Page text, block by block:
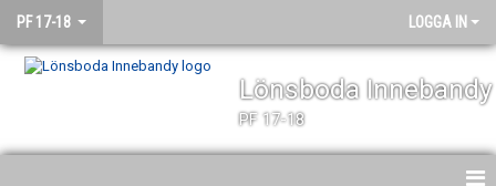
PF 17-18 LOGGA IN
Lönsboda Innebandy
PF 17-18